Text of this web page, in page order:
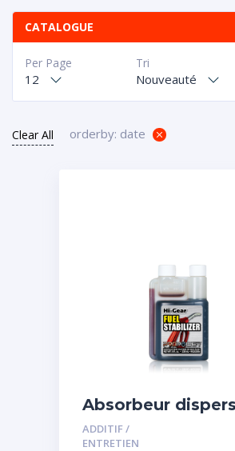
CATALOGUE
Tri
Nouveauté
Per Page
12
Clear All orderby: date
Absorbeur
d’eau pour
ADDITIF /
ENTRETIEN